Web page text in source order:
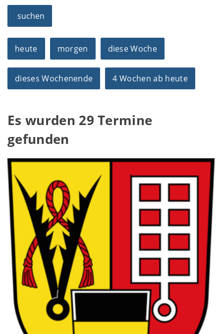
suchen
heute morgen diese Woche
dieses Wochenende 4 Wochen ab heute
Es wurden 29 Termine
gefunden